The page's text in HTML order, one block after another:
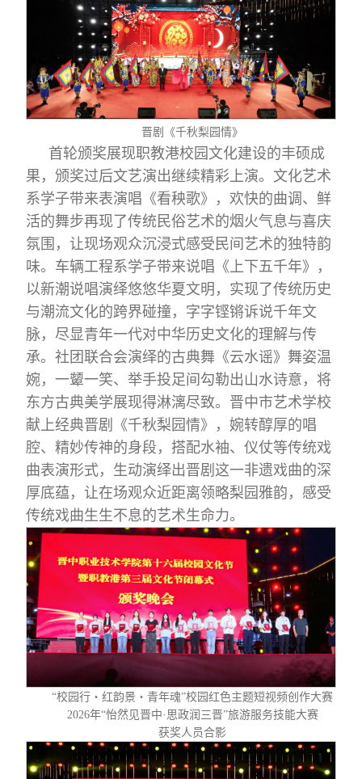
晋剧《千秋梨园情》
首轮颁奖展现职教港校园文化建设的丰硕成
果，颁奖过后文艺演出继续精彩上演。文化艺术
系学子带来表演唱《看秧歌》，欢快的曲调、鲜
活的舞步再现了传统民俗艺术的烟火气息与喜庆
氛围，让现场观众沉浸式感受民间艺术的独特韵
味。车辆工程系学子带来说唱《上下五千年》，
以新潮说唱演绎悠悠华夏文明，实现了传统历史
与潮流文化的跨界碰撞，字字铿锵诉说千年文
脉，尽显青年一代对中华历史文化的理解与传
承。社团联合会演绎的古典舞《云水谣》舞姿温
婉，一颦一笑、举手投足间勾勒出山水诗意，将
东方古典美学展现得淋漓尽致。晋中市艺术学校
献上经典晋剧《千秋梨园情》，婉转醇厚的唱
腔、精妙传神的身段，搭配水袖、仪仗等传统戏
曲表演形式，生动演绎出晋剧这一非遗戏曲的深
厚底蕴，让在场观众近距离领略梨园雅韵，感受
传统戏曲生生不息的艺术生命力。
“校园行・红韵景・青年魂”校园红色主题短视频创作大赛
2026年“怡然见晋中·思政润三晋”旅游服务技能大赛
获奖人员合影